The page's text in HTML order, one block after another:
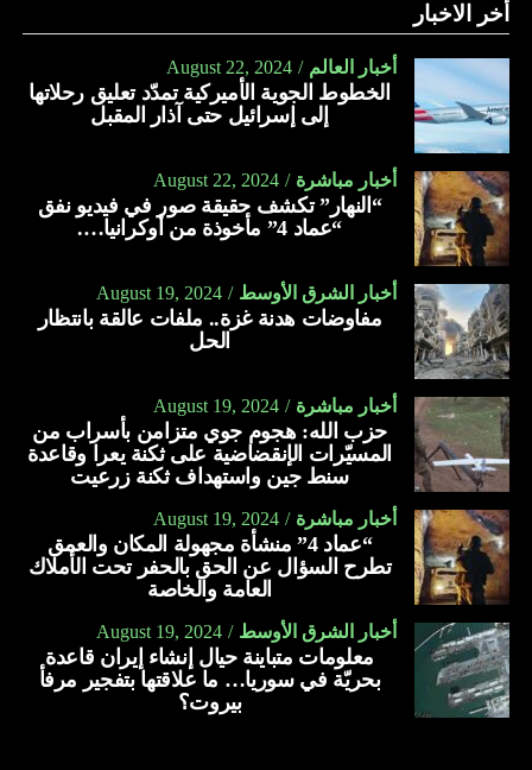
أخر الاخبار
أخبار العالم August 22, 2024
الخطوط الجوية الأميركية تمدّد تعليق رحلاتها
إلى إسرائيل حتى آذار المقبل
أخبار مباشرة August 22, 2024
“النهار” تكشف حقيقة صور في فيديو نفق
“عماد 4” مأخوذة من أوكرانيا….
أخبار الشرق الأوسط August 19, 2024
مفاوضات هدنة غزة.. ملفات عالقة بانتظار
الحل
أخبار مباشرة August 19, 2024
حزب الله: هجوم جوي متزامن بأسراب من
المسيّرات الإنقضاضية على ثكنة يعرا وقاعدة
سنط جين واستهداف ثكنة زرعيت
أخبار مباشرة August 19, 2024
“عماد 4” منشأة مجهولة المكان والعمق
تطرح السؤال عن الحق بالحفر تحت الأملاك
العامة والخاصة
أخبار الشرق الأوسط August 19, 2024
معلومات متباينة حيال إنشاء إيران قاعدة
بحريّة في سوريا… ما علاقتها بتفجير مرفأ
بيروت؟